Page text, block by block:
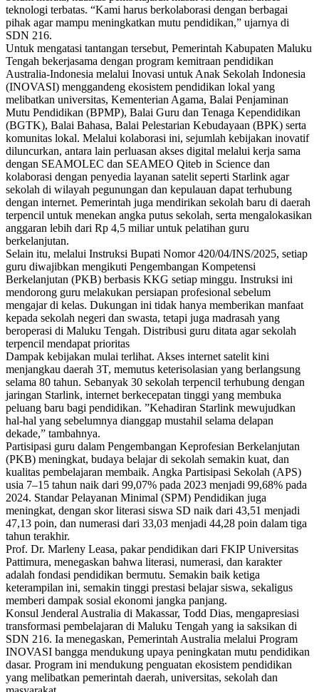
teknologi terbatas. “Kami harus berkolaborasi dengan berbagai
pihak agar mampu meningkatkan mutu pendidikan,” ujarnya di
SDN 216.
Untuk mengatasi tantangan tersebut, Pemerintah Kabupaten Maluku
Tengah bekerjasama dengan program kemitraan pendidikan
Australia-Indonesia melalui Inovasi untuk Anak Sekolah Indonesia
(INOVASI) menggandeng ekosistem pendidikan lokal yang
melibatkan universitas, Kementerian Agama, Balai Penjaminan
Mutu Pendidikan (BPMP), Balai Guru dan Tenaga Kependidikan
(BGTK), Balai Bahasa, Balai Pelestarian Kebudayaan (BPK) serta
komunitas lokal. Melalui kolaborasi ini, sejumlah kebijakan inovatif
diluncurkan, antara lain perluasan akses digital melalui kerja sama
dengan SEAMOLEC dan SEAMEO Qiteb in Science dan
kolaborasi dengan penyedia layanan satelit seperti Starlink agar
sekolah di wilayah pegunungan dan kepulauan dapat terhubung
dengan internet. Pemerintah juga mendirikan sekolah baru di daerah
terpencil untuk menekan angka putus sekolah, serta mengalokasikan
anggaran lebih dari Rp 4,5 miliar untuk pelatihan guru
berkelanjutan.
Selain itu, melalui Instruksi Bupati Nomor 420/04/INS/2025, setiap
guru diwajibkan mengikuti Pengembangan Kompetensi
Berkelanjutan (PKB) berbasis KKG setiap minggu. Instruksi ini
mendorong guru melakukan persiapan profesional sebelum
mengajar di kelas. Dukungan ini tidak hanya memberikan manfaat
kepada sekolah negeri dan swasta, tetapi juga madrasah yang
beroperasi di Maluku Tengah. Distribusi guru ditata agar sekolah
terpencil mendapat prioritas
Dampak kebijakan mulai terlihat. Akses internet satelit kini
menjangkau daerah 3T, memutus keterisolasian yang berlangsung
selama 80 tahun. Sebanyak 30 sekolah terpencil terhubung dengan
jaringan Starlink, internet berkecepatan tinggi yang membuka
peluang baru bagi pendidikan. ”Kehadiran Starlink mewujudkan
hal-hal yang sebelumnya dianggap mustahil selama delapan
dekade,” tambahnya.
Partisipasi guru dalam Pengembangan Keprofesian Berkelanjutan
(PKB) meningkat, budaya belajar di sekolah semakin kuat, dan
kualitas pembelajaran membaik. Angka Partisipasi Sekolah (APS)
usia 7–15 tahun naik dari 99,07% pada 2023 menjadi 99,68% pada
2024. Standar Pelayanan Minimal (SPM) Pendidikan juga
meningkat, dengan skor literasi siswa SD naik dari 43,51 menjadi
47,13 poin, dan numerasi dari 33,03 menjadi 44,28 poin dalam tiga
tahun terakhir.
Prof. Dr. Marleny Leasa, pakar pendidikan dari FKIP Universitas
Pattimura, menegaskan bahwa literasi, numerasi, dan karakter
adalah fondasi pendidikan bermutu. Semakin baik ketiga
keterampilan ini, semakin tinggi prestasi belajar siswa, sekaligus
memberi dampak sosial ekonomi jangka panjang.
Konsul Jenderal Australia di Makassar, Todd Dias, mengapresiasi
transformasi pembelajaran di Maluku Tengah yang ia saksikan di
SDN 216. Ia menegaskan, Pemerintah Australia melalui Program
INOVASI bangga mendukung upaya peningkatan mutu pendidikan
dasar. Program ini mendukung penguatan ekosistem pendidikan
yang melibatkan pemerintah daerah, universitas, sekolah dan